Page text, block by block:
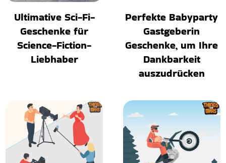
Ultimative Sci-Fi-
Geschenke für
Science-Fiction-
Liebhaber
Perfekte Babyparty
Gastgeberin
Geschenke, um Ihre
Dankbarkeit
auszudrücken